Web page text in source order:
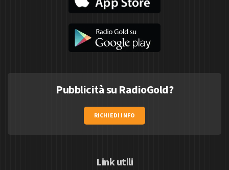
Pubblicità su RadioGold?
RICHIEDI INFO
Link utili